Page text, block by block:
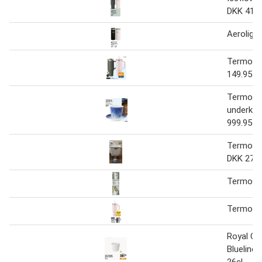
DKK
149.95
999.95
DKK
Royal
Blueline